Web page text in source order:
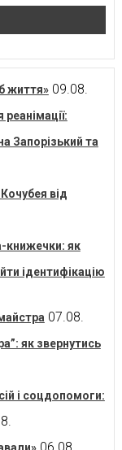
життя» 09.08.
Запорізький та
від
книжечки: як
ідентифікацію
07.08.
як звернутись
і соцдопомоги:
06.08.